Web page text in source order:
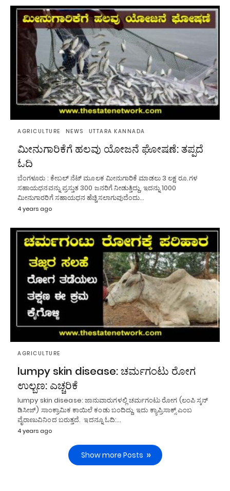
AGRICULTURE NEWS UTTARA KANNADA
ಮೀನುಗಾರಿಕೆಗೆ ಹಲವು ಯೋಜನೆ ಘೋಷಣೆ: ತಪ್ಪದೆ
ಓದಿ
ಬೆಂಗಳೂರು : ಕೇಬಲ್ ನೆಟ್ ಮೂಲಕ ಮೀನುಗಾರಿಕೆ ಮಾಡಲು 3 ಲಕ್ಷ ರೂ.ಗಳ
ಸಹಾಯಧನವನ್ನು ಪ್ರಸ್ತುತ 300 ಜನರಿಗೆ ನೀಡುತ್ತಿದ್ದು, ಇದನ್ನು 1000
ಮೀನುಗಾರರಿಗೆ ಸಹಾಯಧನ ಹೆಚ್ಚಿಸಲಾಗುವುದೆಂದು…
4 years ago
AGRICULTURE
lumpy skin disease: ಚರ್ಮಗಂಟು ರೋಗ
ಉಲ್ಬಣ: ಎಚ್ಚರಿಕೆ
lumpy skin disease: ಜಾನುವಾರುಗಳಲ್ಲಿ ಚರ್ಮಗಂಟು ರೋಗ (ಲಂಪಿ ಸ್ಕನ್
ಡಿಸೀಜ್) ಸಾಂಕ್ರಾಮಿಕ ಕಾಯಿಲೆ ಕಂಡು ಬಂದಿದ್ದು, ಇದು ಕ್ಯಾಪ್ರಿಸಾಕ್ಸ್ ಎಂಬ
ವೈರಾಣುವಿನಿಂದ ಬರುತ್ತದೆ. ಇದನ್ನೂ ಓದಿ:…
4 years ago
Show more Posts